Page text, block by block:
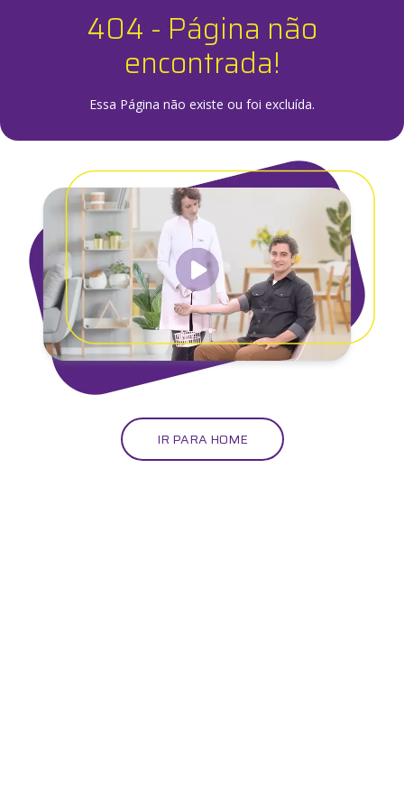
404 - Página não
encontrada!
Essa Página não existe ou foi excluída.
IR PARA HOME